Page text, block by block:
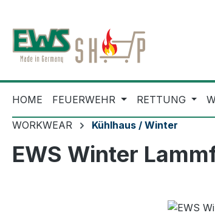
HOME FEUERWEHR RETTUNG
WORKWEAR Kühlhaus / Winter
EWS Winter